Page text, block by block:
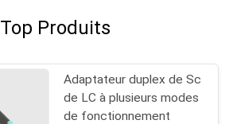
Top Produits
Adaptateur duplex de Sc
de LC à plusieurs modes
de fonctionnement